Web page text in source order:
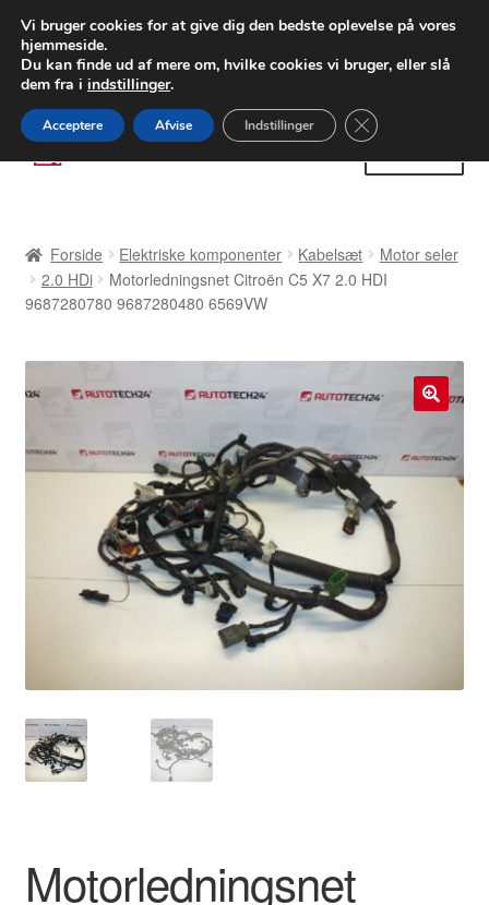
LEVERING fra 55 kr.
FEDEX verdensomspændende forsendelse
80 82 72 02
Spring
til
Spring
til
Betalinger
Klage
Klageprocedure
Om os
Forside Elektriske komponenter Kabelsæt
Motor seler
2.0 HDi
Motorledningsnet Citroën C5 X7 2.0 HDI
9687280780 9687280480 6569VW
Motorledningsnet
Vi bruger cookies for at give dig den bedste oplevelse på vores
hjemmeside.
Du kan finde ud af mere om, hvilke cookies vi bruger, eller slå
dem fra i indstillinger.
Acceptere Afvise Indstillinger Close GDPR